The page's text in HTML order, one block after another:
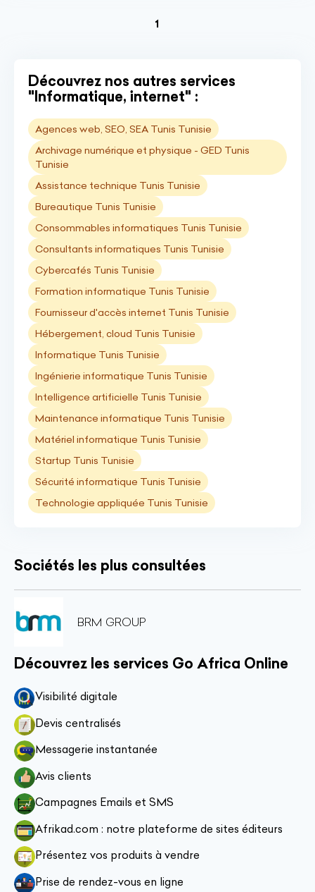
1
Découvrez nos autres services
"Informatique, internet" :
Agences web, SEO, SEA Tunis Tunisie
Archivage numérique et physique - GED Tunis
Tunisie
Assistance technique Tunis Tunisie
Bureautique Tunis Tunisie
Consommables informatiques Tunis Tunisie
Consultants informatiques Tunis Tunisie
Cybercafés Tunis Tunisie
Formation informatique Tunis Tunisie
Fournisseur d'accès internet Tunis Tunisie
Hébergement, cloud Tunis Tunisie
Informatique Tunis Tunisie
Ingénierie informatique Tunis Tunisie
Intelligence artificielle Tunis Tunisie
Maintenance informatique Tunis Tunisie
Matériel informatique Tunis Tunisie
Startup Tunis Tunisie
Sécurité informatique Tunis Tunisie
Technologie appliquée Tunis Tunisie
Sociétés les plus consultées
BRM GROUP
Découvrez les services Go Africa Online
Visibilité digitale
Devis centralisés
Messagerie instantanée
Avis clients
Campagnes Emails et SMS
Afrikad.com : notre plateforme de sites éditeurs
Présentez vos produits à vendre
Prise de rendez-vous en ligne